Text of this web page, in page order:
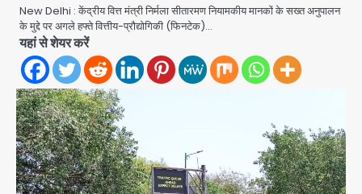
New Delhi : केंद्रीय वित्त मंत्री निर्मला सीतारमण नियामकीय मानकों के सख्त अनुपालन
के मुद्दे पर अगले हफ्ते वित्तीय-प्रौद्योगिकी (फिनटेक)…
यहां से शेयर करें
2
Taylor Swift: ट्रंप कैंपेन-व्हाइट हाउस
Avinash Kumar
3
Noida Crime News: नोएडा सेक्टर-51
में 15 वर्षीय घरेलू सहायिका का शव पंखे से लटका
मिला
Avinash Kumar